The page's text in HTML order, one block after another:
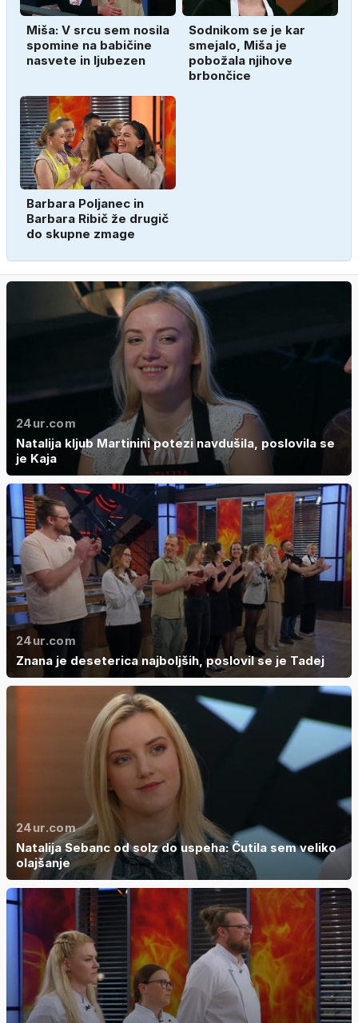
Miša: V srcu sem nosila
spomine na babičine
nasvete in ljubezen
Sodnikom se je kar
smejalo, Miša je
pobožala njihove
brbončice
Barbara Poljanec in
Barbara Ribič že drugič
do skupne zmage
24ur.com
Natalija kljub Martinini potezi navdušila, poslovila se
je Kaja
24ur.com
Znana je deseterica najboljših, poslovil se je Tadej
24ur.com
Natalija Sebanc od solz do uspeha: Čutila sem veliko
olajšanje